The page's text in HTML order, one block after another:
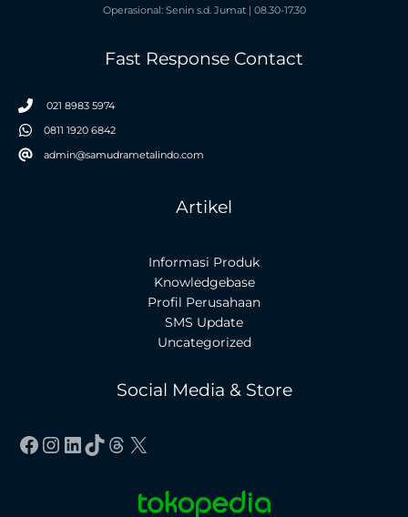
Operasional: Senin s.d. Jumat | 08.30-17.30
Fast Response Contact
021 8983 5974
0811 1920 6842
admin@samudrametalindo.com
Artikel
Informasi Produk
Knowledgebase
Profil Perusahaan
SMS Update
Uncategorized
Social Media & Store
Facebook
Instagram
LinkedIn
TikTok
Threads
X